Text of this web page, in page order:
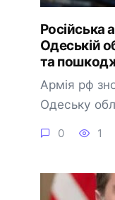
Російська
Одеській
та
Армія рф
Одеську
0 1